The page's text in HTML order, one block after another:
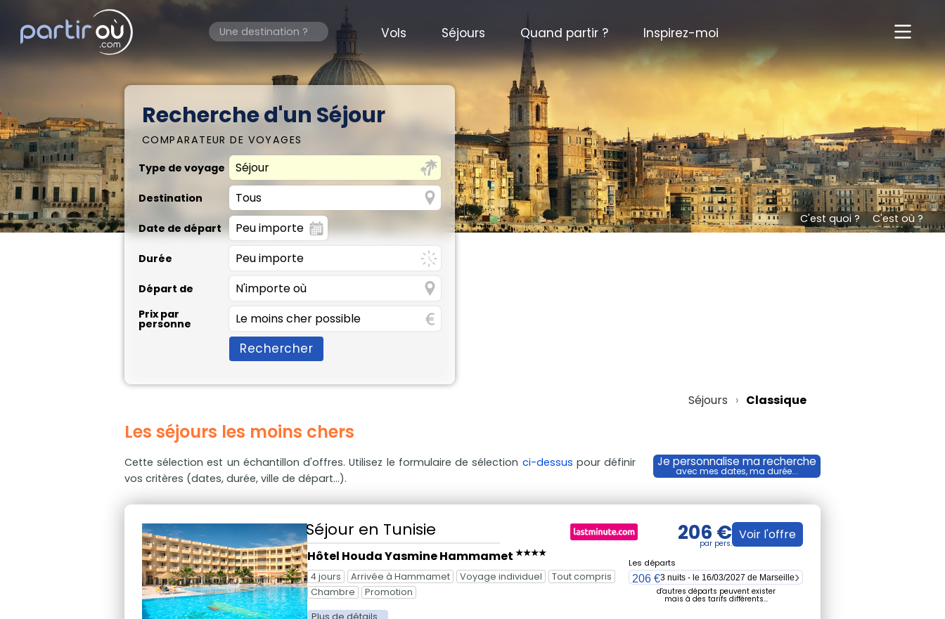
Vols Séjours Quand partir ? Inspirez-moi
Recherche d'un Séjour
COMPARATEUR DE VOYAGES
Type de voyage
Destination
Date de départ
Durée
Départ de
Prix par
personne
Rechercher
Séjours Classique
Les séjours les moins chers
Je personnalise ma recherche
avec mes dates, ma durée...
Cette sélection est un échantillon d'offres. Utilisez le formulaire de sélection ci-dessus pour définir
vos critères (dates, durée, ville de départ...).
Séjour en Tunisie
Hôtel Houda Yasmine Hammamet ★★★★
4 jours
Arrivée à Hammamet Voyage individuel
Tout compris
Chambre
Promotion
206 € Voir l'offre
Les départs
206 €3 nuits - le 16/03/2027 de Marseille
d'autres départs peuvent exister
mais à des tarifs différents...